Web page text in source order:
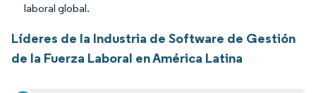
laboral global.
Líderes de la Industria de Software de Gestión
de la Fuerza Laboral en América Latina